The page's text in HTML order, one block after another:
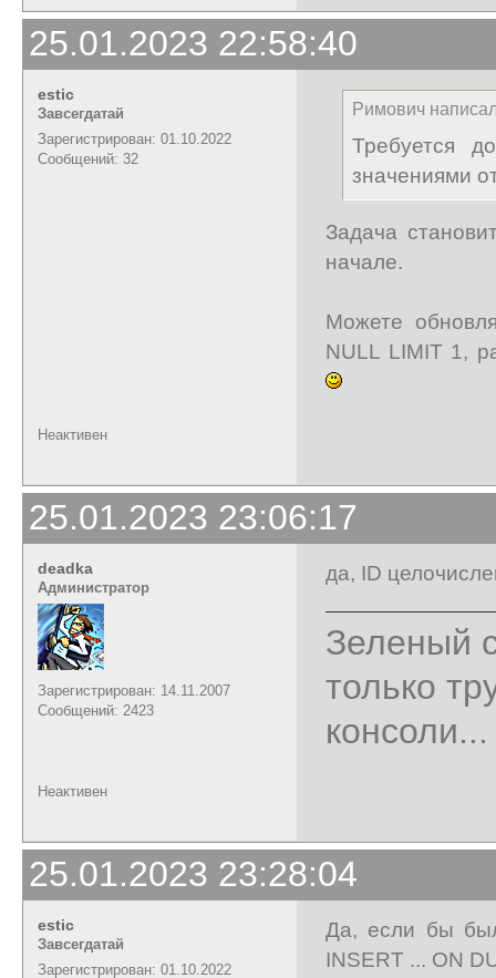
25.01.2023 22:58:40
estic
Завсегдатай
Зарегистрирован: 01.10.2022
Сообщений: 32
Римович
Требуется
значениями
Задача
начале.
Можете
NULL LIMIT 1,
Неактивен
25.01.2023 23:06:17
deadka
Администратор
Зарегистрирован: 14.11.2007
Сообщений: 2423
да, ID
Зеленый
только
консоли...
Неактивен
25.01.2023 23:28:04
estic
Завсегдатай
Зарегистрирован: 01.10.2022
Да, если бы
INSERT ... ON